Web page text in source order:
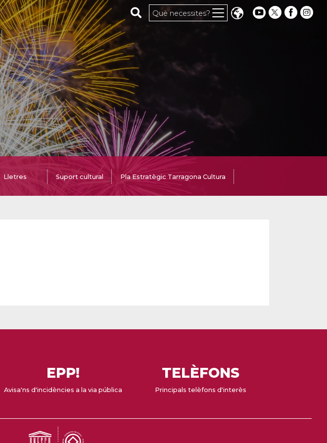
Cerca al web
Què necessites?
Lletres Suport cultural Pla Estratègic Tarragona Cultura
EPP!
Avisa'ns d'incidències a la via pública
TELÈFONS
Principals telèfons d'interès